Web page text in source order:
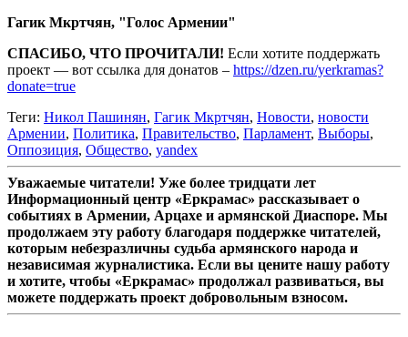
Гагик Мкртчян, "Голос Армении"
СПАСИБО, ЧТО ПРОЧИТАЛИ! Если хотите поддержать
проект — вот ссылка для донатов – https://dzen.ru/yerkramas?
donate=true
Теги: Никол Пашинян, Гагик Мкртчян, Новости, новости
Армении, Политика, Правительство, Парламент, Выборы,
Оппозиция, Общество, yandex
Уважаемые читатели! Уже более тридцати лет
Информационный центр «Еркрамас» рассказывает о
событиях в Армении, Арцахе и армянской Диаспоре. Мы
продолжаем эту работу благодаря поддержке читателей,
которым небезразличны судьба армянского народа и
независимая журналистика. Если вы цените нашу работу
и хотите, чтобы «Еркрамас» продолжал развиваться, вы
можете поддержать проект добровольным взносом.